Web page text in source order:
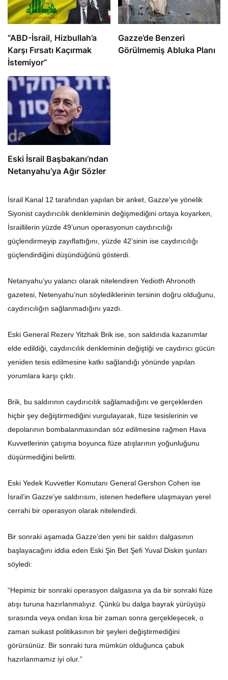
​​​​​​​”ABD-İsrail, Hizbullah’a
Karşı Fırsatı Kaçırmak
İstemiyor”
​​​​​​​Gazze’de Benzeri
Görülmemiş Abluka Planı
Eski İsrail Başbakanı’ndan
Netanyahu’ya Ağır Sözler
İsrail Kanal 12 tarafından yapılan bir anket, Gazze’ye yönelik
Siyonist caydırıcılık denkleminin değişmediğini ortaya koyarken,
İsraillilerin yüzde 49’unun operasyonun caydırıcılığı
güçlendirmeyip zayıflattığını, yüzde 42’sinin ise caydırıcılığı
güçlendirdiğini düşündüğünü gösterdi.
Netanyahu’yu yalancı olarak nitelendiren Yedioth Ahronoth
gazetesi, Netenyahu’nun söylediklerinin tersinin doğru olduğunu,
caydırıcılığın sağlanmadığını yazdı.
Eski General Rezerv Yitzhak Brik ise, son saldırıda kazanımlar
elde edildiği, caydırıcılık denkleminin değiştiği ve caydırıcı gücün
yeniden tesis edilmesine katkı sağlandığı yönünde yapılan
yorumlara karşı çıktı.
Brik, bu saldırının caydırıcılık sağlamadığını ve gerçeklerden
hiçbir şey değiştirmediğini vurgulayarak, füze tesislerinin ve
depolarının bombalanmasından söz edilmesine rağmen Hava
Kuvvetlerinin çatışma boyunca füze atışlarının yoğunluğunu
düşürmediğini belirtti.
Eski Yedek Kuvvetler Komutanı General Gershon Cohen ise
İsrail’in Gazze’ye saldırısını, istenen hedeflere ulaşmayan yerel
cerrahi bir operasyon olarak nitelendirdi.
Bir sonraki aşamada Gazze’den yeni bir saldırı dalgasının
başlayacağını iddia eden Eski Şin Bet Şefi Yuval Diskin şunları
söyledi:
“Hepimiz bir sonraki operasyon dalgasına ya da bir sonraki füze
atışı turuna hazırlanmalıyız. Çünkü bu dalga bayrak yürüyüşü
sırasında veya ondan kısa bir zaman sonra gerçekleşecek, o
zaman suikast politikasının bir şeyleri değiştirmediğini
görürsünüz. Bir sonraki tura mümkün olduğunca çabuk
hazırlanmamız iyi olur.”